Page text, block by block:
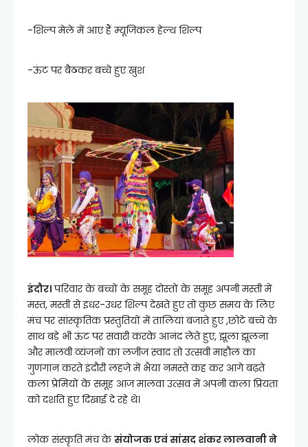
-शिल्प मेले में आए हैं म्यूजिकल हेल्थ शिल्प
-ऊंट पर बैठकर बच्चे हुए खुश
इंदौर।परिवार के बच्चों के समूह दोस्तों के समूह अपनी मस्ती में
मस्त, मस्ती से इधर-उधर शिल्प देखते हुए तो कुछ समय के लिए
मंच पर सांस्कृतिक प्रस्तुतियों में तालियां बजाते हुए ,छोटे बच्चे के
साथ बड़े भी ऊंट पर सवारी करके आनंद लेते हुए, झूला झूलना
और मालवी व्यंजनों का लजीज स्वाद तो उत्सवी माहौल का
गुणगान करते इंदौरी लहजे में भैया नमस्ते कह कर आगे बढ़ते
कला प्रेमियों के समूह आज मालवा उत्सव में अपनी कला प्रियता
को दर्शाते हुए दिखाई दे रहे थे।
लोक संस्कृति मंच केसंयोजक एवं सांसद शंकर लालवानी ने